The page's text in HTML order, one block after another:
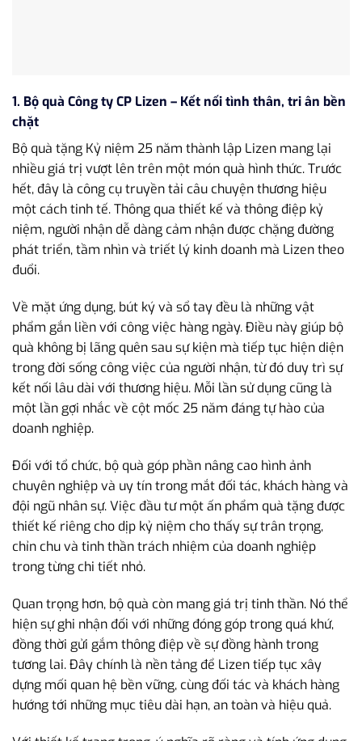
1. Bộ quà Công ty CP Lizen – Kết nối tình thân, tri ân bền
chặt
Bộ quà tặng Kỷ niệm 25 năm thành lập Lizen mang lại
nhiều giá trị vượt lên trên một món quà hình thức. Trước
hết, đây là công cụ truyền tải câu chuyện thương hiệu
một cách tinh tế. Thông qua thiết kế và thông điệp kỷ
niệm, người nhận dễ dàng cảm nhận được chặng đường
phát triển, tầm nhìn và triết lý kinh doanh mà Lizen theo
đuổi.
Về mặt ứng dụng, bút ký và sổ tay đều là những vật
phẩm gắn liền với công việc hàng ngày. Điều này giúp bộ
quà không bị lãng quên sau sự kiện mà tiếp tục hiện diện
trong đời sống công việc của người nhận, từ đó duy trì sự
kết nối lâu dài với thương hiệu. Mỗi lần sử dụng cũng là
một lần gợi nhắc về cột mốc 25 năm đáng tự hào của
doanh nghiệp.
Đối với tổ chức, bộ quà góp phần nâng cao hình ảnh
chuyên nghiệp và uy tín trong mắt đối tác, khách hàng và
đội ngũ nhân sự. Việc đầu tư một ấn phẩm quà tặng được
thiết kế riêng cho dịp kỷ niệm cho thấy sự trân trọng,
chỉn chu và tinh thần trách nhiệm của doanh nghiệp
trong từng chi tiết nhỏ.
Quan trọng hơn, bộ quà còn mang giá trị tinh thần. Nó thể
hiện sự ghi nhận đối với những đóng góp trong quá khứ,
đồng thời gửi gắm thông điệp về sự đồng hành trong
tương lai. Đây chính là nền tảng để Lizen tiếp tục xây
dựng mối quan hệ bền vững, cùng đối tác và khách hàng
hướng tới những mục tiêu dài hạn, an toàn và hiệu quả.